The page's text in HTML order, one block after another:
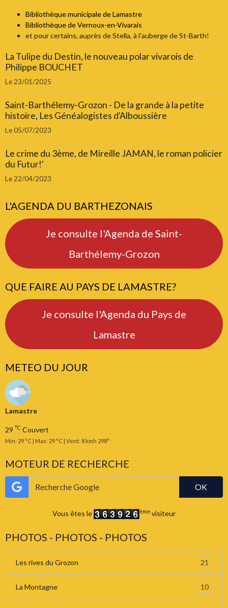
Bibliothèque municipale de Lamastre
Bibliothèque de Vernoux-en-Vivarais
et pour certains, auprès de Stella, à l'auberge de St-Barth!
La Tulipe du Destin, le nouveau polar vivarois de
Philippe BOUCHET
Le 23/01/2025
Saint-Barthélemy-Grozon - De la grande à la petite
histoire, Les Généalogistes d'Alboussière
Le 05/07/2023
Le crime du 3ème, de Mireille JAMAN, le roman policier
du Futur!'
Le 22/04/2023
L'AGENDA DU BARTHEZONAIS
Je consulte l'Agenda de Saint-
Barthélemy-Grozon
QUE FAIRE AU PAYS DE LAMASTRE?
Je consulte l'Agenda du Pays de
Lamastre
METEO DU JOUR
Lamastre
29 °C Couvert
Min: 29 °C | Max: 29 °C | Vent: 8 kmh 298°
MOTEUR DE RECHERCHE
OK
Vous êtes le ème visiteur
PHOTOS - PHOTOS - PHOTOS
Les rives du Grozon 21
La Montagne 10